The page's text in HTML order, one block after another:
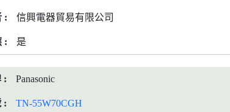
信興電器貿易有限公司
是
Panasonic
TN-55W70CGH